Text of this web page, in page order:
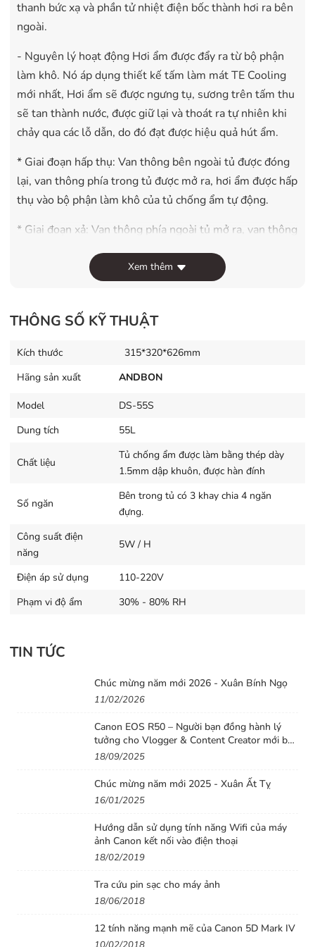
thanh bức xạ và phần tử nhiệt điện bốc thành hơi ra bên
ngoài.
- Nguyên lý hoạt động Hơi ẩm được đẩy ra từ bộ phận
làm khô. Nó áp dụng thiết kế tấm làm mát TE Cooling
mới nhất, Hơi ẩm sẽ được ngưng tụ, sương trên tấm thu
sẽ tan thành nước, được giữ lại và thoát ra tự nhiên khi
chảy qua các lỗ dẫn, do đó đạt được hiệu quả hút ẩm.
* Giai đoạn hấp thụ: Van thông bên ngoài tủ được đóng
lại, van thông phía trong tủ được mở ra, hơi ẩm được hấp
thụ vào bộ phận làm khô của tủ chống ẩm tự động.
* Giai đoạn xả: Van thông phía ngoài tủ mở ra, van thông
phía trong tủ đóng lại, các hơi ẩm từ bộ phận làm khô
được đẩy ra từ chất làm khô bão hòa trong bộ phận làm
IC thời gian.
2. Mô tả sơ bộ
- Tủ chống ẩm gồm có một cánh cửa kính 2 lớp chống
xước được thiết kế chịu sự va đập và đảm bảo tuyệt đối
độ ẩm bên trong với hệ thống gioăng cao su từ bao
- Tủ có 01 ổ khóa bảo vệ
- Bên trong tủ có 1 khay chia 1 ngăn đựng.
- Trên tủ được gắn 01 đồng hồ kỹ thuật số báo độ ẩm và
có nút điều chỉnh độ ẩm ở bên ngoài.
- Phạm vi khống chế độ ẩm từ 30% - 80% RH.
3/. Kết cấu:
chạy bằng 01 IC làm lạnh và hút ẩm.
- Điện áp sử dụng: 110 V - 220 V
:Tủ chống ẩm được làm bằng thép dày
1.5mm dập khuôn, được hàn đính.
: Toàn bộ Tủ chống ẩm được sơn hai lớp
6/.Phạm vi ứng dụng: NHỮNG ĐỒ VẬT CẦN BẢO
QUẢN CHỐNG ẨM. Hầu như tất cả mọi thứ đều có thể
hư hỏng do nấm mốc và gỉ sét:
video, băng ghi âm, đĩa CD, phim chiế
Xem thêm
THÔNG SỐ KỸ THUẬT
Kích thước
315*320*626mm
Hãng sản xuất
ANDBON
Model
DS-55S
Dung tích
55L
Chất liệu
Tủ chống ẩm được làm bằng thép dày
1.5mm dập khuôn, được hàn đính
Số ngăn
Bên trong tủ có 3 khay chia 4 ngăn
đựng.
Công suất điện
năng
5W / H
Điện áp sử dụng
110-220V
Phạm vi độ ẩm
30% - 80% RH
TIN TỨC
Chúc mừng năm mới 2026 - Xuân Bính Ngọ
11/02/2026
Canon EOS R50 – Người bạn đồng hành lý
tưởng cho Vlogger & Content Creator mới bắt
đầu
18/09/2025
Chúc mừng năm mới 2025 - Xuân Ất Tỵ
16/01/2025
Hướng dẫn sử dụng tính năng Wifi của máy
ảnh Canon kết nối vào điện thoại
18/02/2019
Tra cứu pin sạc cho máy ảnh
18/06/2018
12 tính năng mạnh mẽ của Canon 5D Mark IV